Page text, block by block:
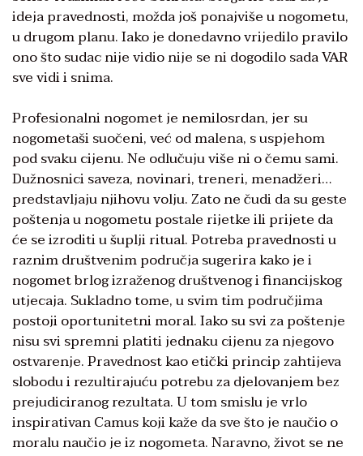
ideja pravednosti, možda još ponajviše u nogometu,
u drugom planu. Iako je donedavno vrijedilo pravilo
ono što sudac nije vidio nije se ni dogodilo sada VAR
sve vidi i snima.
Profesionalni nogomet je nemilosrdan, jer su
nogometaši suočeni, već od malena, s uspjehom
pod svaku cijenu. Ne odlučuju više ni o čemu sami.
Dužnosnici saveza, novinari, treneri, menadžeri…
predstavljaju njihovu volju. Zato ne čudi da su geste
poštenja u nogometu postale rijetke ili prijete da
će se izroditi u šuplji ritual. Potreba pravednosti u
raznim društvenim područja sugerira kako je i
nogomet brlog izraženog društvenog i financijskog
utjecaja. Sukladno tome, u svim tim područjima
postoji oportunitetni moral. Iako su svi za poštenje
nisu svi spremni platiti jednaku cijenu za njegovo
ostvarenje. Pravednost kao etički princip zahtijeva
slobodu i rezultirajuću potrebu za djelovanjem bez
prejudiciranog rezultata. U tom smislu je vrlo
inspirativan Camus koji kaže da sve što je naučio o
moralu naučio je iz nogometa. Naravno, život se ne